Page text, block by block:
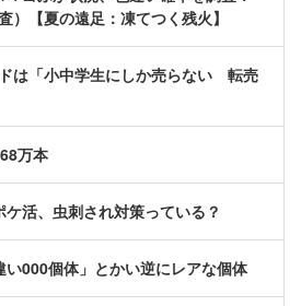
）【夏の遠足：凍てつく残火】
は「小中学生にしか売らない 転売
万本
ケ活、虫刺され対策っている？
い000個体」とかい逆にレアな個体